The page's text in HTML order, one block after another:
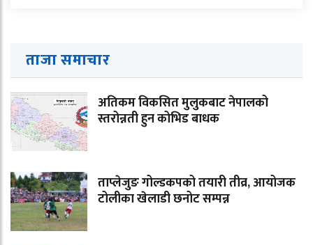
ताजा समाचार
अतिकम विकसित मुलुकबाट नेपालको
स्तरोन्नती हुन कोभिड बाधक
ताप्लेजुङ गोल्डकपको तयारी तीव्र, आयोजक
टोलीका खेलाडी छनोट सम्पन्न